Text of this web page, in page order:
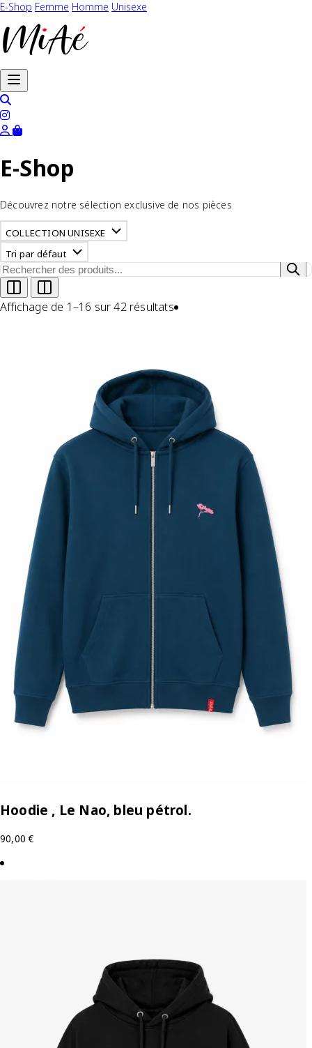
E-Shop Femme Homme Unisexe
Ouvrir le menu
E-Shop
Découvrez notre sélection exclusive de nos pièces
COLLECTION UNISEXE
Tri par défaut
Affichage de 1–16 sur 42 résultats
Hoodie , Le Nao, bleu pétrol.
90,00€